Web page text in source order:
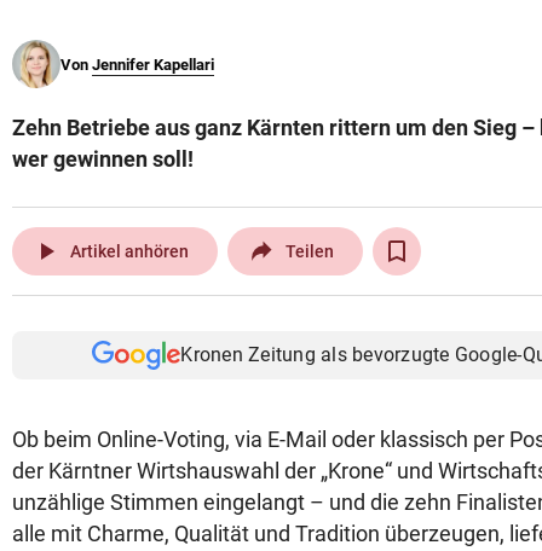
© Krone Multimedia GmbH & Co KG 2026
Von Jennifer Kapellari
Zehn Betriebe aus ganz Kärnten rittern um den Sieg
wer gewinnen soll!
play_arrow Artikel anhören Teilen
Kronen Zeitung als bevorzugte Google-
Ob beim Online-Voting, via E-Mail oder klassisch per
der Kärntner Wirtshauswahl der „Krone“ und
unzählige Stimmen eingelangt – und die zehn
alle mit Charme, Qualität und Tradition überzeugen,